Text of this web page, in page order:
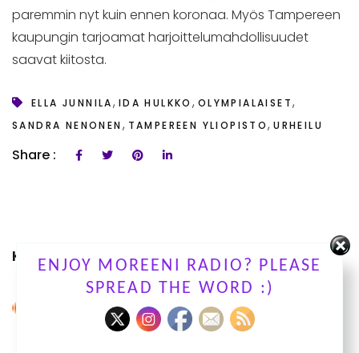
paremmin nyt kuin ennen koronaa. Myös Tampereen
kaupungin tarjoamat harjoittelumahdollisuudet
saavat kiitosta.
ELLA JUNNILA, IDA HULKKO , OLYMPIALAISET,
SANDRA NENONEN , TAMPEREEN YLIOPISTO,URHEILU
Share :
KUUNTELE OHJELMIAMME
ENJOY MOREENI RADIO? PLEASE
SPREAD THE WORD :)